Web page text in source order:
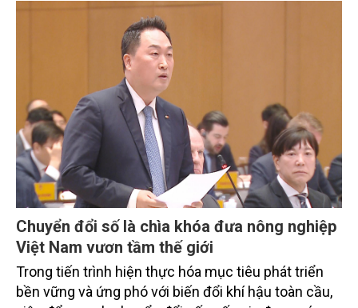
từ các cơ quan quản lý nhà nước, đơn vị nghiên cứu,
doanh nghiệp, hợp tác xã và nông dân đang trực
tiếp triển khai mô hình sản xuất lúa phát thải thấp.
Chuyển đổi số là chìa khóa đưa nông nghiệp
Việt Nam vươn tầm thế giới
Trong tiến trình hiện thực hóa mục tiêu phát triển
bền vững và ứng phó với biến đổi khí hậu toàn cầu,